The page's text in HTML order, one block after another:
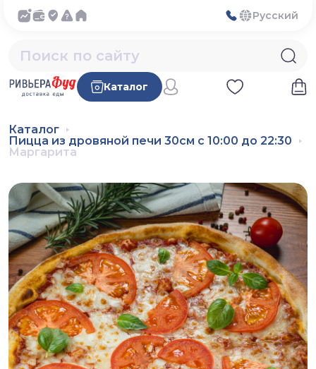
Русский
Каталог
Каталог
Пицца из дровяной печи 30см с 10:00 до 22:30
Маргарита